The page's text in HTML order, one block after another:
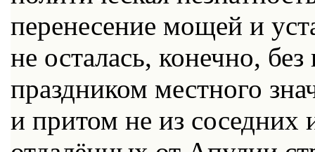
перенесение мощей и
не осталась, конечно,
праздником местного
и притом не из соседних